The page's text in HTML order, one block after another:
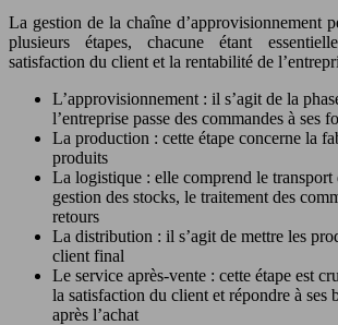
La gestion de la chaîne d’approvisionnement
plusieurs étapes, chacune étant
satisfaction du client et la rentabilité de
L’approvisionnement : il s’agit de la
l’entreprise passe des commandes à ses
La production : cette étape concerne la
produits
La logistique : elle comprend le transport
gestion des stocks, le traitement des
retours
La distribution : il s’agit de mettre les
client final
Le service après-vente : cette étape est
la satisfaction du client et répondre à ses
après l’achat